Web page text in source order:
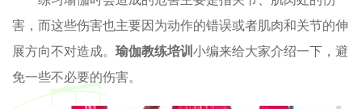
害，而这些伤害也主要因为动作的错误或者肌肉和关节的伸
展方向不对造成。 瑜伽教练培训小编来给大家介绍一下，避
免一些不必要的伤害。